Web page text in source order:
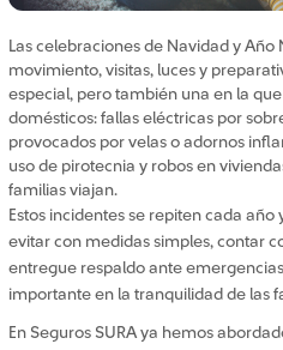
Las celebraciones de Navidad y
movimiento, visitas, luces y
especial, pero también una en la
domésticos: fallas eléctricas por
provocados por velas o adornos
uso de pirotecnia y robos en
familias viajan.
Estos incidentes se repiten cada
evitar con medidas simples, contar
entregue respaldo ante
importante en la tranquilidad de las
En Seguros SURA ya hemos